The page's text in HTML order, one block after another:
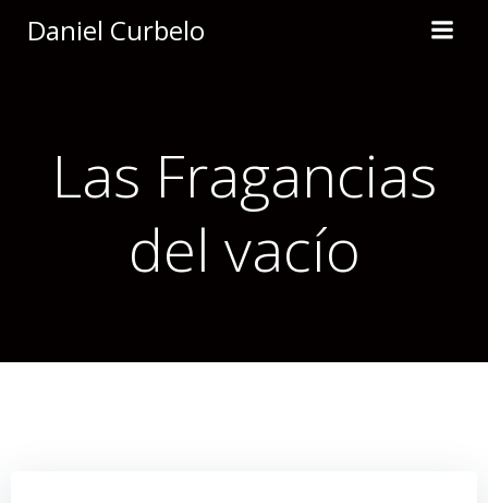
Daniel Curbelo
Las Fragancias
del vacío